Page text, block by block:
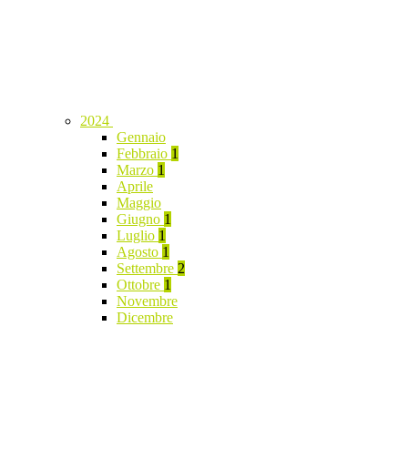
2024
Gennaio
Febbraio 1
Marzo 1
Aprile
Maggio
Giugno 1
Luglio 1
Agosto 1
Settembre 2
Ottobre 1
Novembre
Dicembre